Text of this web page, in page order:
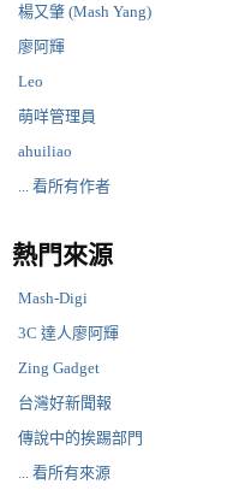
楊又肇 (Mash Yang)
廖阿輝
Leo
萌咩管理員
ahuiliao
... 看所有作者
熱門來源
Mash-Digi
3C 達人廖阿輝
Zing Gadget
台灣好新聞報
傳說中的挨踢部門
... 看所有來源